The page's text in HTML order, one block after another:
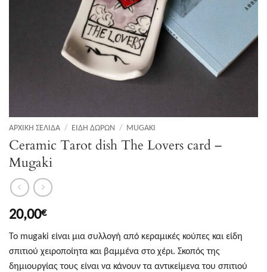
ΑΡΧΙΚΉ ΣΕΛΊΔΑ / ΕΊΔΗ ΔΏΡΩΝ / MUGAKI
Ceramic Τarot dish The Lovers card –
Mugaki
20,00€
Το mugaki είναι μια συλλογή από κεραμικές κούπες και είδη
σπιτιού χειροποίητα και βαμμένα στο χέρι. Σκοπός της
δημιουργίας τους είναι να κάνουν τα αντικείμενα του σπιτιού